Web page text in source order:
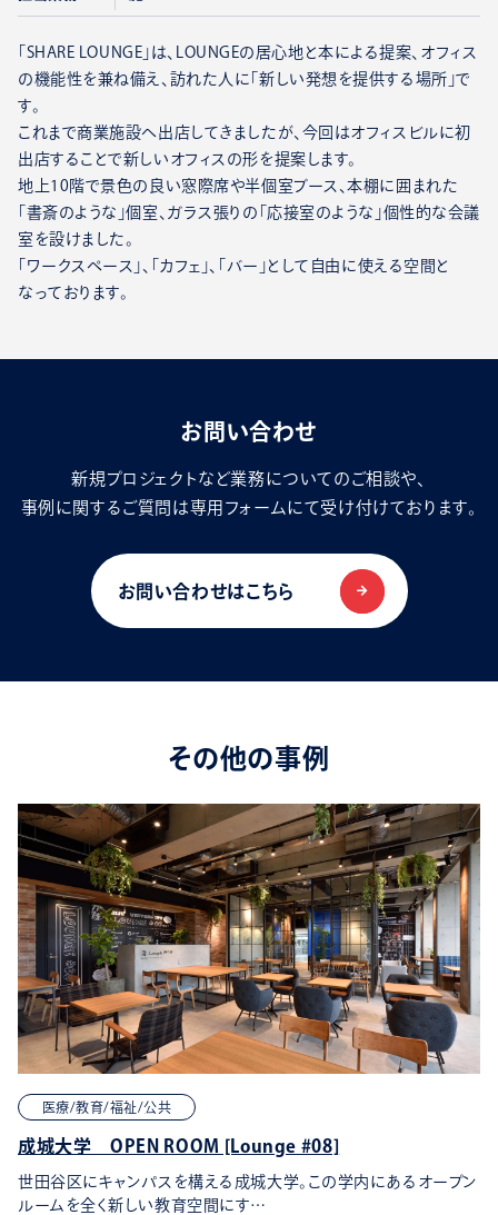
「SHARE LOUNGE」は、LOUNGEの居心地と本による提案、オフィス
の機能性を兼ね備え、訪れた人に「新しい発想を提供する場所」で
す。
これまで商業施設へ出店してきましたが、今回はオフィスビルに初
出店することで新しいオフィスの形を提案します。
地上10階で景色の良い窓際席や半個室ブース、本棚に囲まれた
「書斎のような」個室、ガラス張りの「応接室のような」個性的な会議
室を設けました。
「ワークスペース」、「カフェ」、「バー」として自由に使える空間と
なっております。
お問い合わせ
新規プロジェクトなど業務についてのご相談や、
事例に関するご質問は専用フォームにて受け付けております。
お問い合わせはこちら
その他の事例
医療/教育/福祉/公共
成城大学 OPEN ROOM [Lounge #08]
世田谷区にキャンパスを構える成城大学。この学内にあるオープン
ルームを全く新しい教育空間にす…